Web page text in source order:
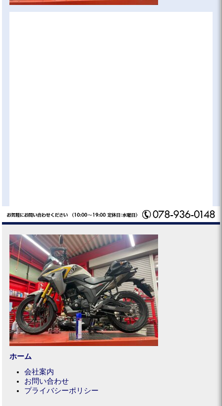
ホーム
会社案内
お問い合わせ
プライバシーポリシー